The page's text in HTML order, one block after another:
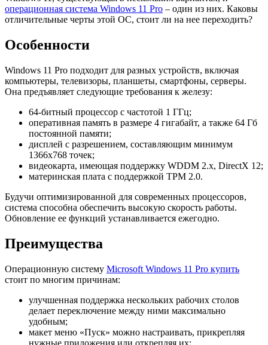
операционная система Windows 11 Pro – один из них. Каковы
отличительные черты этой ОС, стоит ли на нее переходить?
Особенности
Windows 11 Pro подходит для разных устройств, включая
компьютеры, телевизоры, планшеты, смартфоны, серверы.
Она предъявляет следующие требования к железу:
64-битный процессор с частотой 1 ГГц;
оперативная память в размере 4 гигабайт, а также 64 Гб
постоянной памяти;
дисплей с разрешением, составляющим минимум
1366x768 точек;
видеокарта, имеющая поддержку WDDM 2.x, DirectX 12;
материнская плата с поддержкой TPM 2.0.
Будучи оптимизированной для современных процессоров,
система способна обеспечить высокую скорость работы.
Обновление ее функций устанавливается ежегодно.
Преимущества
Операционную систему Microsoft Windows 11 Pro купить
стоит по многим причинам:
улучшенная поддержка нескольких рабочих столов
делает переключение между ними максимально
удобным;
макет меню «Пуск» можно настраивать, прикрепляя
нужные приложения или открепляя их;